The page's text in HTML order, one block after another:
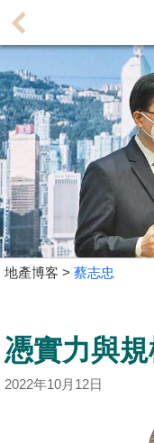
主
頁
搵
樓/
成
交
業
主
宅
谷
地產博客 > 蔡志忠
憑實力與
2022年10月12日